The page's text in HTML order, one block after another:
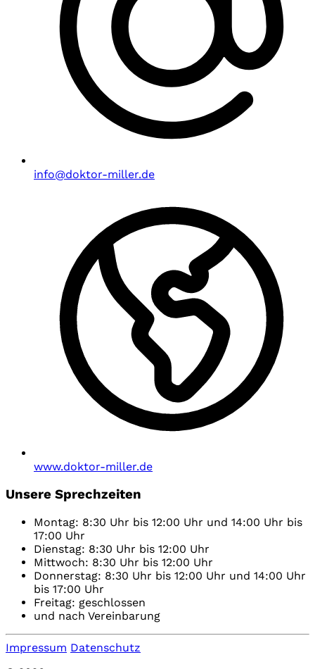
info@doktor-miller.de
www.doktor-miller.de
Unsere Sprechzeiten
Montag: 8:30 Uhr bis 12:00 Uhr und 14:00 Uhr bis
17:00 Uhr
Dienstag: 8:30 Uhr bis 12:00 Uhr
Mittwoch: 8:30 Uhr bis 12:00 Uhr
Donnerstag: 8:30 Uhr bis 12:00 Uhr und 14:00 Uhr
bis 17:00 Uhr
Freitag: geschlossen
und nach Vereinbarung
Impressum Datenschutz